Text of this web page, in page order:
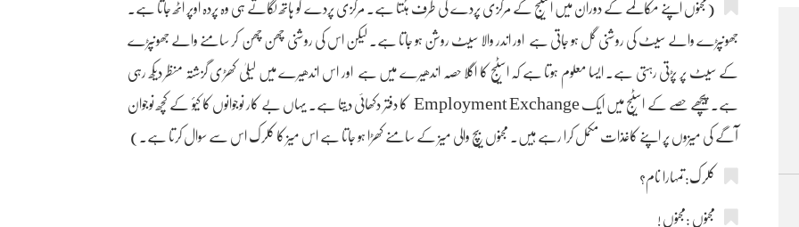
(مجنوں اپنے مکالمے کے دوران میں اسٹیج کے مرکزی پردے کی طرف ہٹتا ہے۔ مرکزی پردے کو ہاتھ لگاتے ہی وہ پردہ اوپر اٹھ جاتا ہے۔
جھونپڑے والے سیٹ کی روشنی گل ہو جاتی ہے اور اندر والا سیٹ روشن ہو جاتا ہے۔ لیکن اس کی روشنی چھن چھن کر سامنے والے جھونپڑے
کے سیٹ پر پڑتی رہتی ہے۔ ایسا معلوم ہوتا ہے کہ اسٹیج کا اگلا حصہ اندھیرے میں ہے اور اس اندھیرے میں لیلیٰ کھڑی گزشتہ منظر دیکھ رہی
ہے۔ پیچھے حصے کے اسٹیج میں ایک Employment Exchange کا دفتر دکھائی دیتا ہے۔ یہاں بے کار نوجوانوں کا کیؤ کے کچھ نوجوان
آگے کی میزوں پر اپنے کاغذات مکمل کرا رہے ہیں۔ مجنوں بیچ والی میز کے سامنے کھڑا ہو جاتا ہے اس میز کا کلرک اس سے سوال کرتا ہے۔)
کلرک:تمہارا نام؟
مجنوں :مجنوں !